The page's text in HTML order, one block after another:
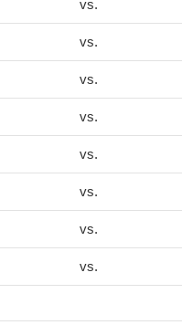
vs.
vs.
vs.
vs.
vs.
vs.
vs.
vs.